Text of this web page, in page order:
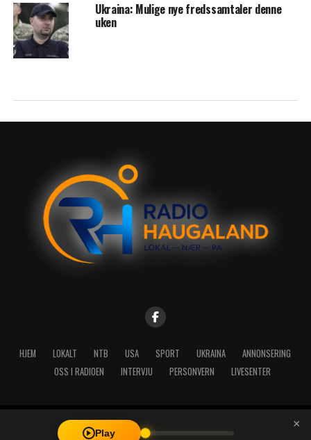
Ukraina: Mulige nye fredssamtaler denne
uken
HJEM LOKALT NTB USA SPORT UKRAINA
ANNONSERING
OSS I RADIOEN
INTERVJU PERSONVERN LIVESENTER
Copyright © 2026 A-Media AS | Radio Haugaland - Haraldsgata 114,
5527 Haugesund - Mail: post@radioh.no - Telefon: 52717273
Play
×